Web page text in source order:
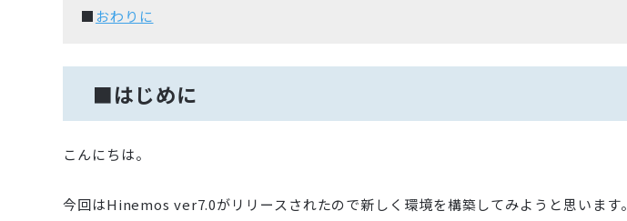
■ おわりに
■はじめに
こんにちは。
今回はHinemos ver7.0がリリースされたので新しく環境を構築してみようと思います。